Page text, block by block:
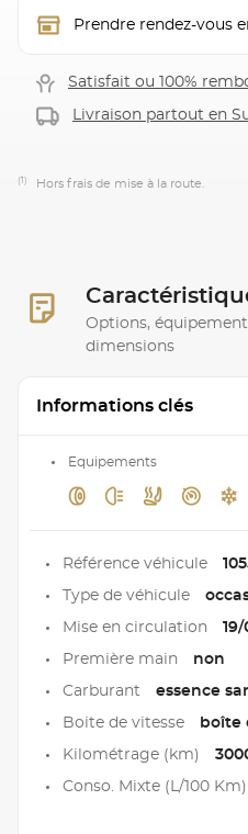
Prendre rendez-vous
Satisfait ou 100%
Livraison partout en
(1) Hors frais de mise à la route.
Options,
dimensions
Informations clés
Equipements
Référence véhicule
Type de véhicule
Mise en circulation
Première main non
Carburant essence
Boite de vitesse boîte
Kilométrage (km)
Conso. Mixte (L/100 Km)